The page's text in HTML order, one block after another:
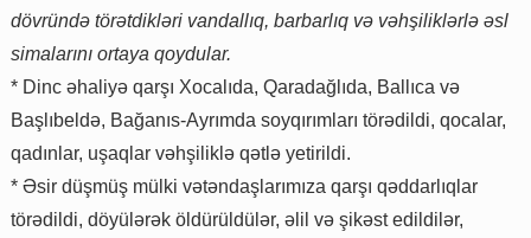
dövründə törətdikləri vandallıq, barbarlıq və vəhşiliklərlə əsl
simalarını ortaya qoydular.
* Dinc əhaliyə qarşı Xocalıda, Qaradağlıda, Ballıca və
Başlıbeldə, Bağanıs-Ayrımda soyqırımları törədildi, qocalar,
qadınlar, uşaqlar vəhşiliklə qətlə yetirildi.
* Əsir düşmüş mülki vətəndaşlarımıza qarşı qəddarlıqlar
törədildi, döyülərək öldürüldülər, əlil və şikəst edildilər,